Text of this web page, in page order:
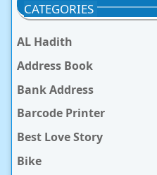
CATEGORIES
AL Hadith
Address Book
Bank Address
Barcode Printer
Best Love Story
Bike